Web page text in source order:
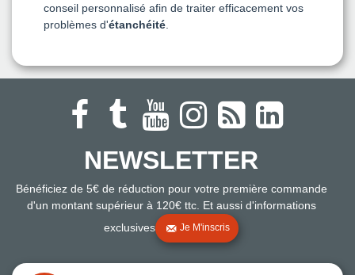
conseil personnalisé afin de traiter efficacement vos
problèmes d'étanchéité
NEWSLETTER
Bénéficiez de 5€ de réduction pour votre première commande
d'un montant supérieur à 120€ ttc. Et aussi d'informations
exclusives
Je M'inscris